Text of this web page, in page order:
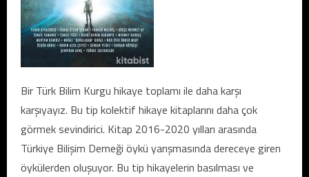
Bir Türk Bilim Kurgu hikaye toplamı ile daha karşı
karşıyayız. Bu tip kolektif hikaye kitaplarını daha çok
görmek sevindirici. Kitap 2016-2020 yılları arasında
Türkiye Bilişim Derneği öykü yarışmasında dereceye giren
öykülerden oluşuyor. Bu tip hikayelerin basılması ve